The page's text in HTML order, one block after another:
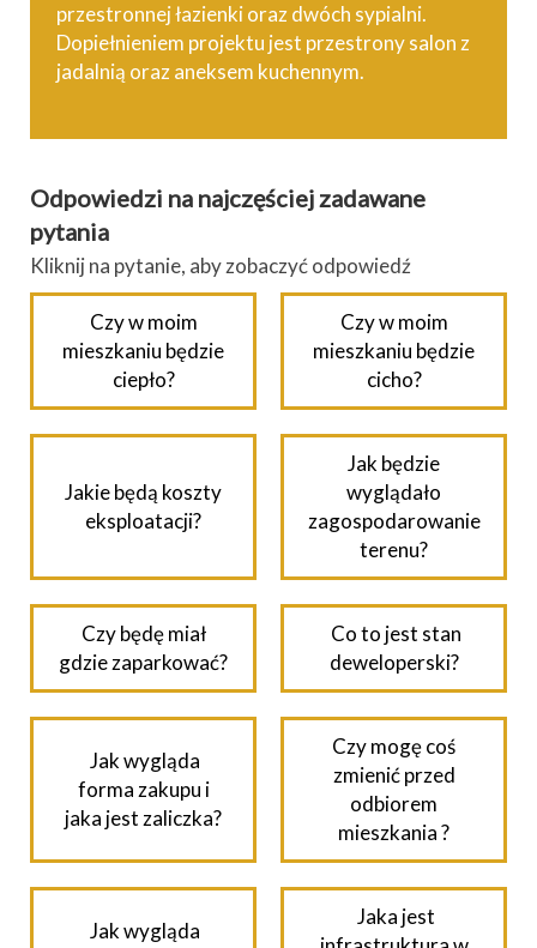
przestronnej łazienki oraz dwóch sypialni.
Dopiełnieniem projektu jest przestrony salon z
jadalnią oraz aneksem kuchennym.
Odpowiedzi na najczęściej zadawane
pytania
Kliknij na pytanie, aby zobaczyć odpowiedź
Czy w moim
mieszkaniu będzie
ciepło?
Czy w moim
mieszkaniu będzie
cicho?
Jakie będą koszty
eksploatacji?
Jak będzie
wyglądało
zagospodarowanie
terenu?
Czy będę miał
gdzie zaparkować?
Co to jest stan
deweloperski?
Jak wygląda
forma zakupu i
jaka jest zaliczka?
Czy mogę coś
zmienić przed
odbiorem
mieszkania ?
Jak wygląda
Jaka jest